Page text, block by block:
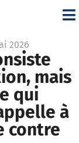
2026
mais
qui
à
contre